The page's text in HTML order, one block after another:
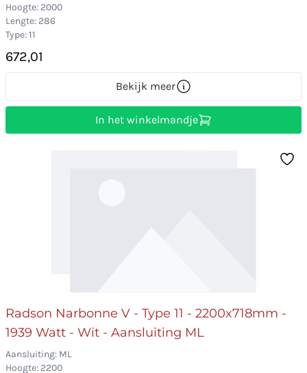
Hoogte: 2000
Lengte: 286
Type: 11
672,01
Bekijk meer
In het winkelmandje
Radson Narbonne V - Type 11 - 2200x718mm -
1939 Watt - Wit - Aansluiting ML
Aansluiting: ML
Hoogte: 2200